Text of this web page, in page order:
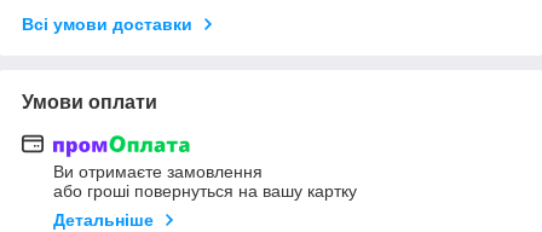
Всі умови доставки
Умови оплати
Ви отримаєте замовлення
або гроші повернуться на вашу картку
Детальніше